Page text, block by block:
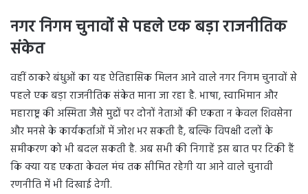
नगर निगम चुनावों से पहले एक बड़ा राजनीतिक
संकेत
वहीं ठाकरे बंधुओं का यह ऐतिहासिक मिलन आने वाले नगर निगम चुनावों से
पहले एक बड़ा राजनीतिक संकेत माना जा रहा है. भाषा, स्वाभिमान और
महाराष्ट्र की अस्मिता जैसे मुद्दों पर दोनों नेताओं की एकता न केवल शिवसेना
और मनसे के कार्यकर्ताओं में जोश भर सकती है, बल्कि विपक्षी दलों के
समीकरण को भी बदल सकती है. अब सभी की निगाहें इस बात पर टिकी हैं
कि क्या यह एकता केवल मंच तक सीमित रहेगी या आने वाले चुनावी
रणनीति में भी दिखाई देगी.